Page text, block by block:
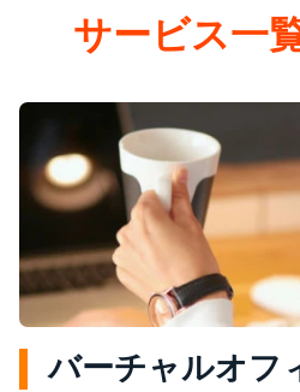
サービス一
バーチャルオフ